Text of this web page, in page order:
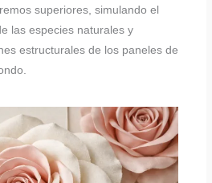
superiores, simulando el
las especies naturales y
estructurales de los paneles de